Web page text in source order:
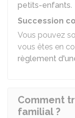
petits-enfants.
Succession
Vous pouvez
vous êtes en
règlement
Comment
familial ?